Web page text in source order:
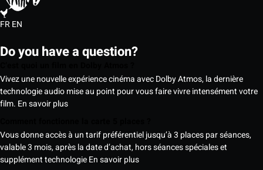
FREN
Do you have a question?
Vivez une nouvelle expérience cinéma avec Dolby Atmos, la dernière
technologie audio mise au point pour vous faire vivre intensément votre
film. En savoir plus
Vous donne accès à un tarif préférentiel jusqu’à 3 places par séances,
valable 3 mois, après la date d’achat, hors séances spéciales et
supplément technologieEn savoir plus